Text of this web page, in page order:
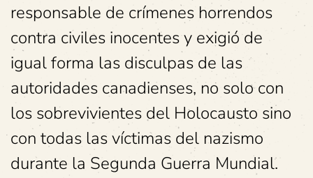
responsable de crímenes horrendos
contra civiles inocentes y exigió de
igual forma las disculpas de las
autoridades canadienses, no solo con
los sobrevivientes del Holocausto sino
con todas las víctimas del nazismo
durante la Segunda Guerra Mundial.